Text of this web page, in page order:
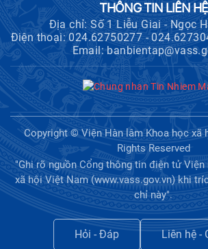
THÔNG TIN LIÊN HỆ
Địa chỉ: Số 1 Liễu Giai - Ngọc
Điện thoại: 024.62750277 -
Email:
Copyright © Viện Hàn lâm Khoa học xã
Rights Reserved
"Ghi rõ nguồn Cổng thông tin điện tử
xã hội Việt Nam (www.vass.gov.vn) khi
chỉ này".
Hỏi - Đáp Liên hệ -